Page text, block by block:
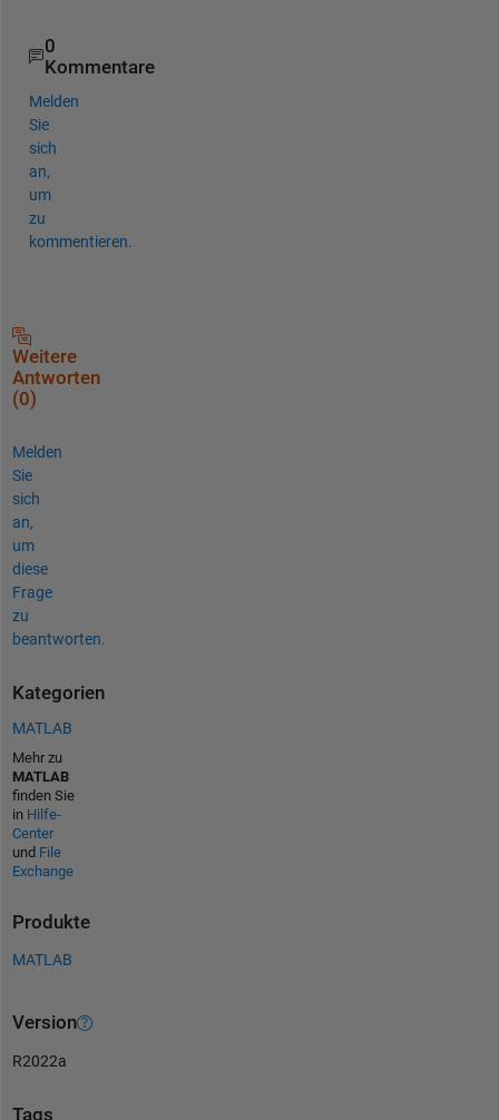
0
Kommentare
Melden
Sie
sich
an,
um
zu
kommentieren.
Weitere
Antworten
(0)
Melden
Sie
sich
an,
um
diese
Frage
zu
beantworten.
Kategorien
MATLAB
Mehr zu
MATLAB
finden Sie
in Hilfe-
Center
und File
Exchange
Produkte
MATLAB
Version
R2022a
Tags